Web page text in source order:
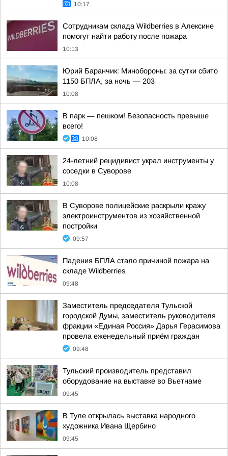
10:17
Сотрудникам склада Wildberries в Алексине
помогут найти работу после пожара
10:13
Юрий Баранчик: Минобороны: за сутки сбито
1150 БПЛА, за ночь — 203
10:08
В парк — пешком! Безопасность превыше
всего!
10:08
24-летний рецидивист украл инструменты у
соседки в Суворове
10:08
В Суворове полицейские раскрыли кражу
электроинструментов из хозяйственной
постройки
09:57
Падения БПЛА стало причиной пожара на
складе Wildberries
09:48
Заместитель председателя Тульской
городской Думы, заместитель руководителя
фракции «Единая Россия» Дарья Герасимова
провела еженедельный приём граждан
09:48
Тульский производитель представил
оборудование на выставке во Вьетнаме
09:45
В Туле открылась выставка народного
художника Ивана Щербино
09:45